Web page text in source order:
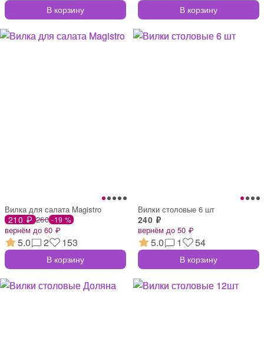
В корзину В корзину
Вилка для салата Magistro
210 ₽ 260 -19 %
вернём до 60 ₽
5.0 2 153
В корзину
Вилки столовые 6 шт
240 ₽
вернём до 50 ₽
5.0 1 54
В корзину